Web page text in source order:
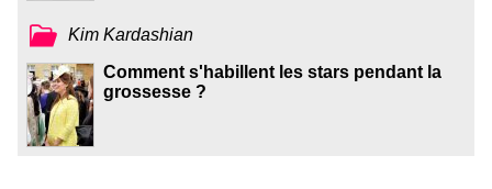
Kim Kardashian
Comment s'habillent les stars pendant la
grossesse ?